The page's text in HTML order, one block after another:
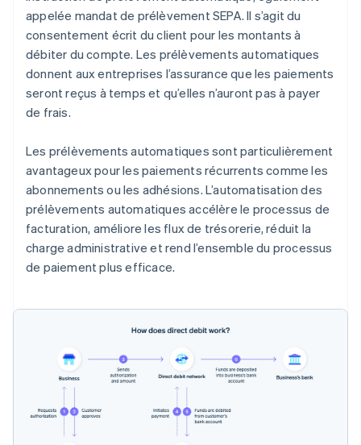
appelée mandat de prélèvement SEPA. Il s’agit du
consentement écrit du client pour les montants à
débiter du compte. Les prélèvements automatiques
donnent aux entreprises l’assurance que les paiements
seront reçus à temps et qu’elles n’auront pas à payer
de frais.
Les prélèvements automatiques sont particulièrement
avantageux pour les paiements récurrents comme les
abonnements ou les adhésions. L’automatisation des
prélèvements automatiques accélère le processus de
facturation, améliore les flux de trésorerie, réduit la
charge administrative et rend l’ensemble du processus
de paiement plus efficace.